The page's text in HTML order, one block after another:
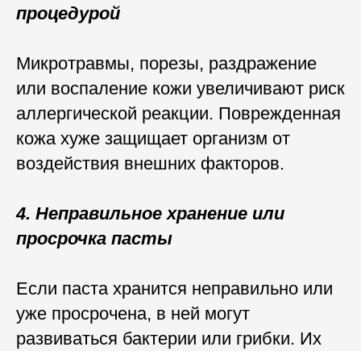
процедурой
Микротравмы, порезы, раздражение
или воспаление кожи увеличивают риск
аллергической реакции. Поврежденная
кожа хуже защищает организм от
воздействия внешних факторов.
4. Неправильное хранение или
просрочка пасты
Если паста хранится неправильно или
уже просрочена, в ней могут
развиваться бактерии или грибки. Их